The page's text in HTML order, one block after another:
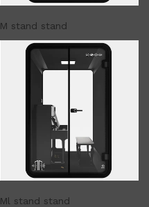
M stand stand
Ml stand stand